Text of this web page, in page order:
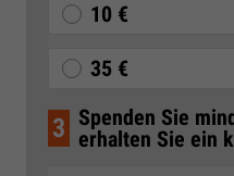
10 €
35 €
3 Spenden Sie
erhalten Sie ein